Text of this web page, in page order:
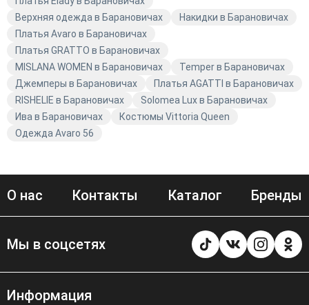
Верхняя одежда в Барановичах
Накидки в Барановичах
Платья Avaro в Барановичах
Платья GRATTO в Барановичах
MISLANA WOMEN в Барановичах
Temper в Барановичах
Джемперы в Барановичах
Платья AGATTI в Барановичах
RISHELIE в Барановичах
Solomea Lux в Барановичах
Ива в Барановичах
Костюмы Vittoria Queen
Одежда Avaro 56
О нас Контакты Каталог Бренды
Мы в соцсетях
Информация